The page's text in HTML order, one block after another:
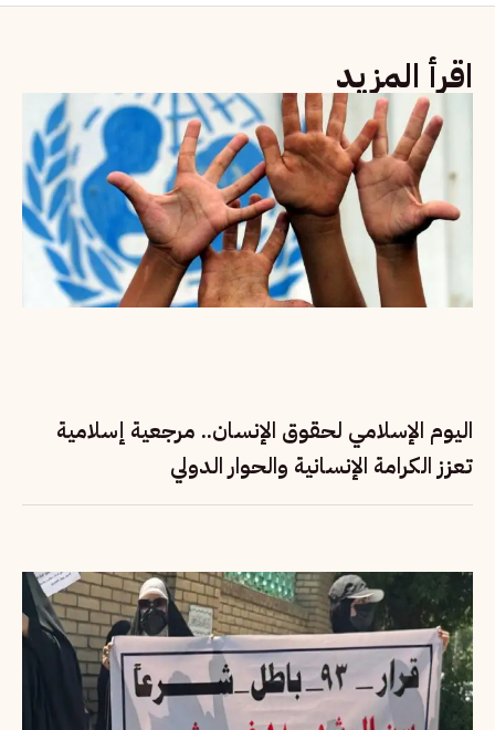
اقرأ المزيد
اليوم الإسلامي لحقوق الإنسان.. مرجعية إسلامية
تعزز الكرامة الإنسانية والحوار الدولي